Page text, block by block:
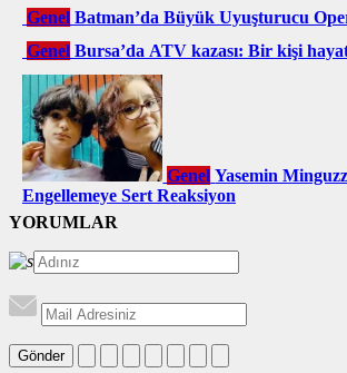
Genel Batman’da Büyük Uyuşturucu
Genel Bursa’da ATV kazası: Bir kişi
Genel Yasemin
Engellemeye Sert Reaksiyon
YORUMLAR
Gönder